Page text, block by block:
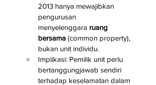
2013 hanya mewajibkan
pengurusan
menyelenggara ruang
bersama (common property),
bukan unit individu.
Implikasi: Pemilik unit perlu
bertanggungjawab sendiri
terhadap keselamatan dalam